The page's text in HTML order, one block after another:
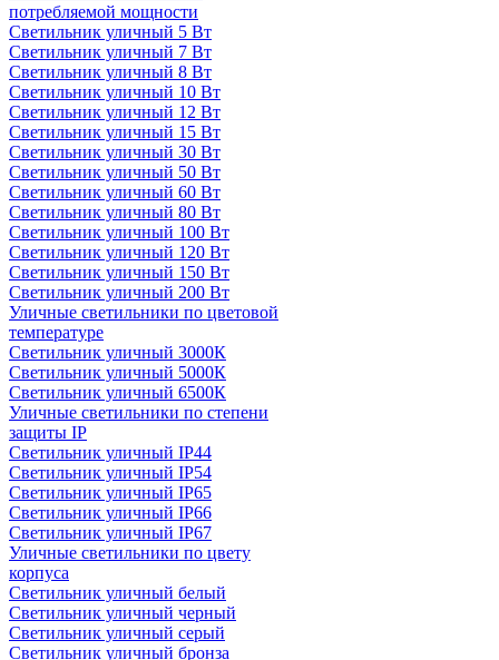
потребляемой мощности
Светильник уличный 5 Вт
Светильник уличный 7 Вт
Светильник уличный 8 Вт
Светильник уличный 10 Вт
Светильник уличный 12 Вт
Светильник уличный 15 Вт
Светильник уличный 30 Вт
Светильник уличный 50 Вт
Светильник уличный 60 Вт
Светильник уличный 80 Вт
Светильник уличный 100 Вт
Светильник уличный 120 Вт
Светильник уличный 150 Вт
Светильник уличный 200 Вт
Уличные светильники по цветовой
температуре
Cветильник уличный 3000К
Cветильник уличный 5000К
Cветильник уличный 6500К
Уличные светильники по степени
защиты IP
Светильник уличный IP44
Светильник уличный IP54
Светильник уличный IP65
Светильник уличный IP66
Светильник уличный IP67
Уличные светильники по цвету
корпуса
Светильник уличный белый
Светильник уличный черный
Светильник уличный серый
Светильник уличный бронза